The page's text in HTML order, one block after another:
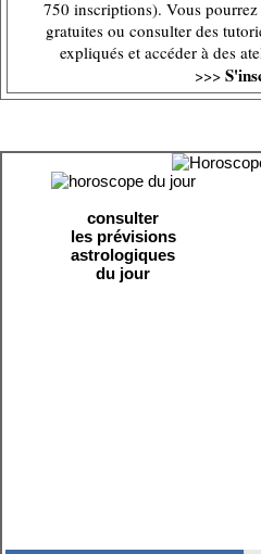
750 inscriptions). Vous
gratuites ou consulter des
expliqués et accéder à des
>>>
consulter
les prévisions
astrologiques
du jour